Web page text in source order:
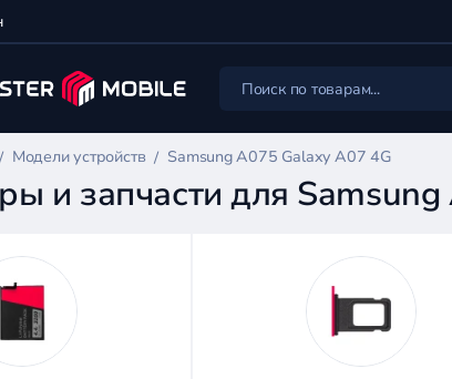
Модели устройств Samsung A075 Galaxy A07 4G
и запчасти для